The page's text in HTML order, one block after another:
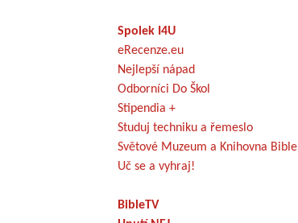
Spolek I4U
eRecenze.eu
Nejlepší nápad
Odborníci Do Škol
Stipendia +
Studuj techniku a řemeslo
Světové Muzeum a Knihovna Bible
Uč se a vyhraj!
BibleTV